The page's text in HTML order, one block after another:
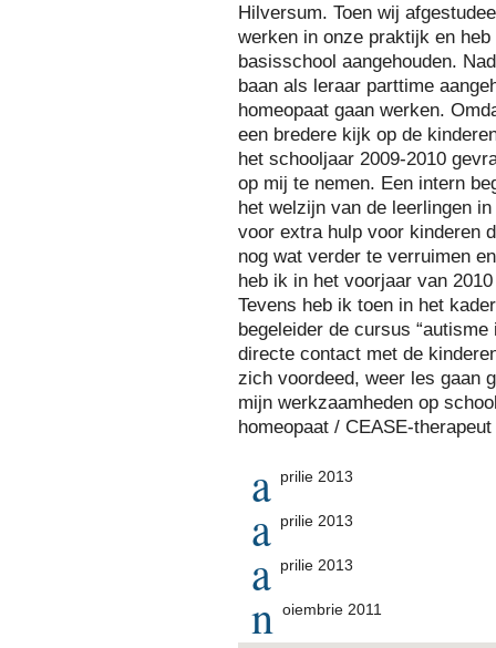
Hilversum. Toen wij
werken in onze praktijk en
basisschool aangehouden.
baan als leraar parttime
homeopaat gaan werken.
een bredere kijk op de
het schooljaar 2009-2010
op mij te nemen. Een intern
het welzijn van de leerlingen
voor extra hulp voor kinderen
nog wat verder te verruimen
heb ik in het voorjaar van
Tevens heb ik toen in het
begeleider de cursus
directe contact met de
zich voordeed, weer les gaan
mijn werkzaamheden op
homeopaat / CEASE-
a prilie 2013
a prilie 2013
a prilie 2013
n oiembrie 2011